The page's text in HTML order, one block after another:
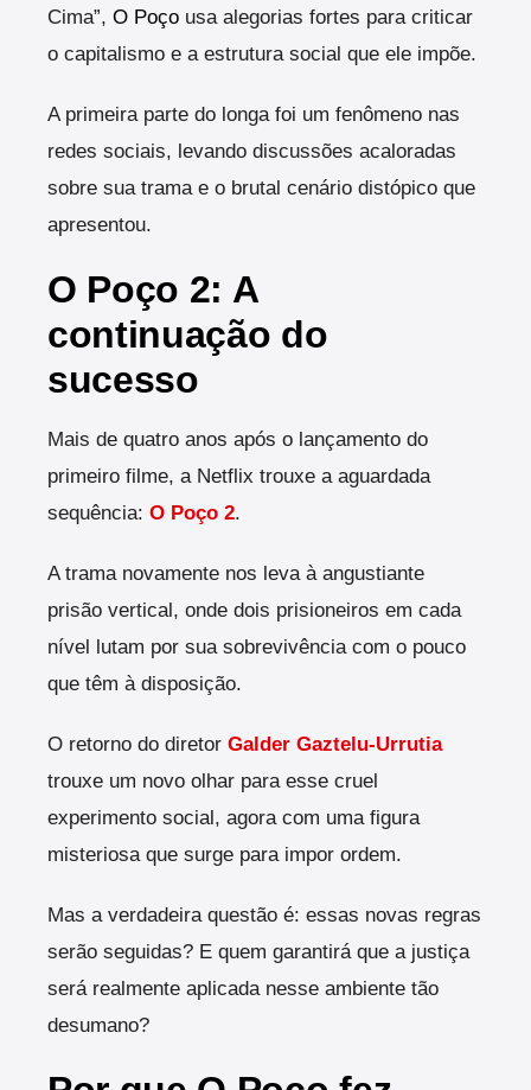
Cima”, O Poço usa alegorias fortes para criticar
o capitalismo e a estrutura social que ele impõe.
A primeira parte do longa foi um fenômeno nas
redes sociais, levando discussões acaloradas
sobre sua trama e o brutal cenário distópico que
apresentou.
O Poço 2: A
continuação do
sucesso
Mais de quatro anos após o lançamento do
primeiro filme, a Netflix trouxe a aguardada
sequência: O Poço 2.
A trama novamente nos leva à angustiante
prisão vertical, onde dois prisioneiros em cada
nível lutam por sua sobrevivência com o pouco
que têm à disposição.
O retorno do diretor Galder Gaztelu-Urrutia
trouxe um novo olhar para esse cruel
experimento social, agora com uma figura
misteriosa que surge para impor ordem.
Mas a verdadeira questão é: essas novas regras
serão seguidas? E quem garantirá que a justiça
será realmente aplicada nesse ambiente tão
desumano?